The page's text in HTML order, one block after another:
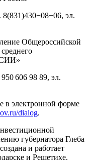
эл.
Общероссийской
606 98 89, эл.
в электронной форме
dialog.
губернатора Глеба
и работает
и Решетихе,